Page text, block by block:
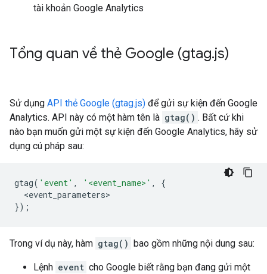
tài khoản Google Analytics
Tổng quan về thẻ Google (gtag.js)
Sử dụng API thẻ Google (gtag.js) để gửi sự kiện đến Google
Analytics. API này có một hàm tên là gtag() . Bất cứ khi
nào bạn muốn gửi một sự kiện đến Google Analytics, hãy sử
dụng cú pháp sau:
gtag( 'event' , '<event_name>' ,
{
<event_parameters
});
Trong ví dụ này, hàm gtag() bao gồm những nội dung sau:
Lệnh event cho Google biết rằng bạn đang gửi một